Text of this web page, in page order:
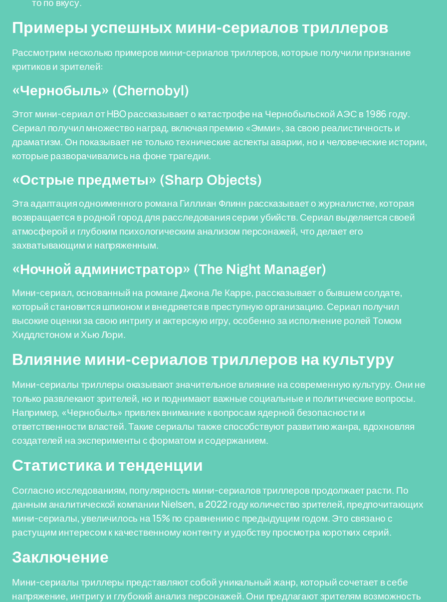
Примеры успешных мини-сериалов триллеров
Рассмотрим несколько примеров мини-сериалов триллеров, которые получили признание
критиков и зрителей:
«Чернобыль» (Chernobyl)
Этот мини-сериал от HBO рассказывает о катастрофе на Чернобыльской АЭС в 1986 году.
Сериал получил множество наград, включая премию «Эмми», за свою реалистичность и
драматизм. Он показывает не только технические аспекты аварии, но и человеческие истории,
которые разворачивались на фоне трагедии.
«Острые предметы» (Sharp Objects)
Эта адаптация одноименного романа Гиллиан Флинн рассказывает о журналистке, которая
возвращается в родной город для расследования серии убийств. Сериал выделяется своей
атмосферой и глубоким психологическим анализом персонажей, что делает его
захватывающим и напряженным.
«Ночной администратор» (The Night Manager)
Мини-сериал, основанный на романе Джона Ле Карре, рассказывает о бывшем солдате,
который становится шпионом и внедряется в преступную организацию. Сериал получил
высокие оценки за свою интригу и актерскую игру, особенно за исполнение ролей Томом
Хиддлстоном и Хью Лори.
Влияние мини-сериалов триллеров на культуру
Мини-сериалы триллеры оказывают значительное влияние на современную культуру. Они не
только развлекают зрителей, но и поднимают важные социальные и политические вопросы.
Например, «Чернобыль» привлек внимание к вопросам ядерной безопасности и
ответственности властей. Такие сериалы также способствуют развитию жанра, вдохновляя
создателей на эксперименты с форматом и содержанием.
Статистика и тенденции
Согласно исследованиям, популярность мини-сериалов триллеров продолжает расти. По
данным аналитической компании Nielsen, в 2022 году количество зрителей, предпочитающих
мини-сериалы, увеличилось на 15% по сравнению с предыдущим годом. Это связано с
растущим интересом к качественному контенту и удобству просмотра коротких серий.
Заключение
Мини-сериалы триллеры представляют собой уникальный жанр, который сочетает в себе
напряжение, интригу и глубокий анализ персонажей. Они предлагают зрителям возможность